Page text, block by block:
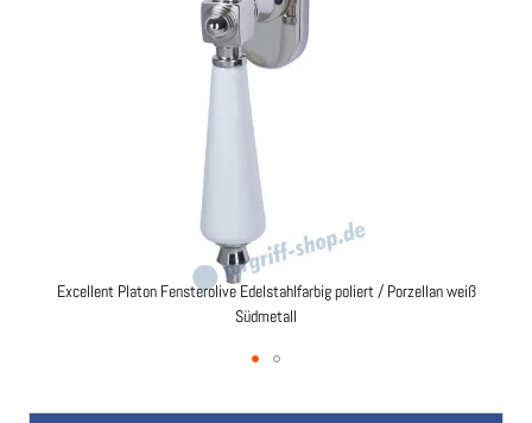
Excellent Platon Fensterolive Edelstahlfarbig poliert / Porzellan weiß
Südmetall
Anfang